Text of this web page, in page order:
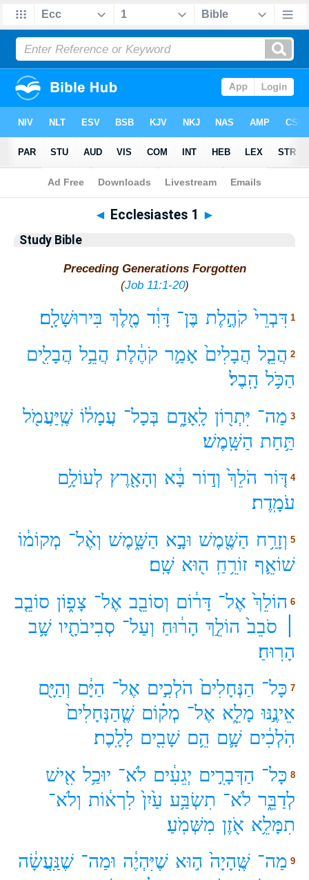
Bible>Study Bible> Ecclesiastes 1
◄ Ecclesiastes 1 ►
Study Bible
Preceding Generations Forgotten
(Job 11:1-20)
1 דִּבְרֵי֙ קֹהֶ֣לֶת בֶּן־ דָּוִ֔ד מֶ֖לֶךְ בִּירוּשָׁלִָֽם׃
2 הֲבֵ֤ל הֲבָלִים֙ אָמַ֣ר קֹהֶ֔לֶת הֲבֵ֥ל הֲבָלִ֖ים
הַכֹּ֥ל הָֽבֶל׃
3 מַה־ יִּתְר֖וֹן לָֽאָדָ֑ם בְּכָל־ עֲמָל֔וֹ שֶֽׁיַּעֲמֹ֖ל
תַּ֥חַת הַשָּֽׁמֶשׁ׃
4 דּ֤וֹר הֹלֵךְ֙ וְד֣וֹר בָּ֔א וְהָאָ֖רֶץ לְעוֹלָ֥ם
עֹמָֽדֶת׃
5 וְזָרַ֥ח הַשֶּׁ֖מֶשׁ וּבָ֣א הַשָּׁ֑מֶשׁ וְאֶ֨ל־ מְקוֹמ֔וֹ
שׁוֹאֵ֛ף זוֹרֵ֥חַֽ ה֖וּא שָֽׁם׃
6 הוֹלֵךְ֙ אֶל־ דָּר֔וֹם וְסוֹבֵ֖ב אֶל־ צָפ֑וֹן סוֹבֵ֤ב
סֹבֵב֙ הוֹלֵ֣ךְ הָר֔וּחַ וְעַל־ סְבִיבֹתָ֖יו שָׁ֥ב
הָרֽוּחַ׃
7 כָּל־ הַנְּחָלִים֙ הֹלְכִ֣ים אֶל־ הַיָּ֔ם וְהַיָּ֖ם
אֵינֶ֣נּוּ מָלֵ֑א אֶל־ מְק֗וֹם שֶׁ֤הַנְּחָלִים֙
הֹֽלְכִ֔ים שָׁ֛ם הֵ֥ם שָׁבִ֖ים לָלָֽכֶת׃
8 כָּל־ הַדְּבָרִ֣ים יְגֵעִ֔ים לֹא־ יוּכַ֥ל אִ֖ישׁ
לְדַבֵּ֑ר לֹא־ תִשְׂבַּ֥ע עַ֙יִן֙ לִרְא֔וֹת וְלֹא־
תִמָּלֵ֥א אֹ֖זֶן מִשְּׁמֹֽעַ׃
9 מַה־ שֶּֽׁהָיָה֙ ה֣וּא שֶׁיִּהְיֶ֔ה וּמַה־ שֶׁנַּֽעֲשָׂ֔ה